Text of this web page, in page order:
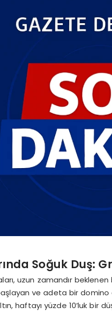
Soğuk Duş:
uzun zamandır
ve adeta bir domino
haftayı yüzde 10’luk bir